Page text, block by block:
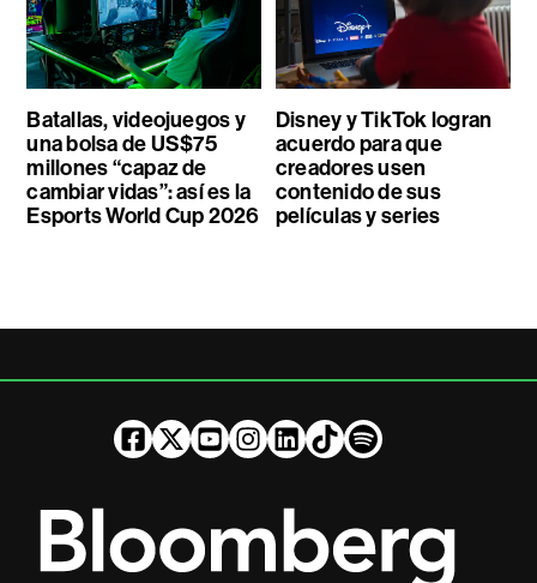
Batallas, videojuegos y
una bolsa de US$75
millones “capaz de
cambiar vidas”: así es la
Esports World Cup 2026
Disney y TikTok logran
acuerdo para que
creadores usen
contenido de sus
películas y series